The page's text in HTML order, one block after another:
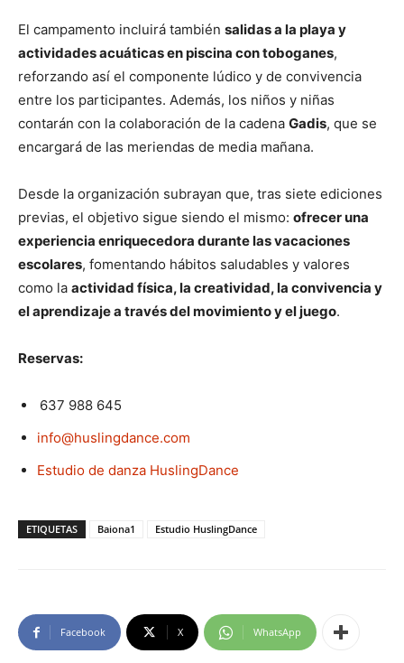
El campamento incluirá también salidas a la playa y
actividades acuáticas en piscina con toboganes,
reforzando así el componente lúdico y de convivencia
entre los participantes. Además, los niños y niñas
contarán con la colaboración de la cadena Gadis, que se
encargará de las meriendas de media mañana.
Desde la organización subrayan que, tras siete ediciones
previas, el objetivo sigue siendo el mismo: ofrecer una
experiencia enriquecedora durante las vacaciones
escolares, fomentando hábitos saludables y valores
como la actividad física, la creatividad, la convivencia y
el aprendizaje a través del movimiento y el juego.
Reservas:
637 988 645
info@huslingdance.com
Estudio de danza HuslingDance
ETIQUETAS Baiona1 Estudio HuslingDance
Facebook X WhatsApp